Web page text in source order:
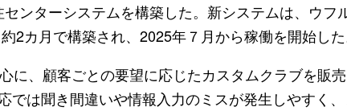
ンターシステムを構築した。新システムは、ウフ
カ月で構築され、2025年７月から稼働を開始した
に、顧客ごとの要望に応じたカスタムクラブを販
では聞き間違いや情報入力のミスが発生しやすく